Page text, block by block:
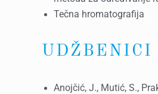
Tečna hromatografija
UDŽBENICI
Anojčić, J., Mutić, S.,